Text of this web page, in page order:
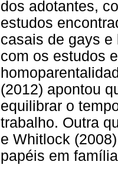
dos adotantes,
estudos
casais de gays
com os estudos
(2012) apontou
equilibrar o
trabalho. Outra
e Whitlock
papéis em